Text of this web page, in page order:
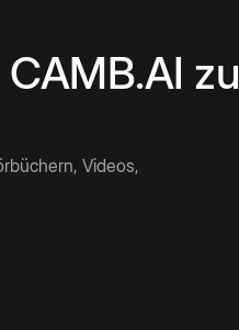
zu
Videos,